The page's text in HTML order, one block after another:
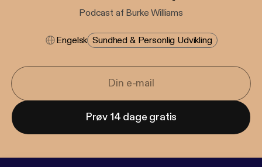
Podcast af Burke Williams
Engelsk Sundhed & Personlig Udvikling
Prøv 14 dage gratis